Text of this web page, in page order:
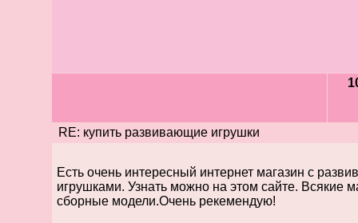
RE: купить развивающие игрушки
Есть очень интересный интернет магазин с
игрушками. Узнать можно на этом сайте. Всякие
сборные модели.Очень рекемендую!